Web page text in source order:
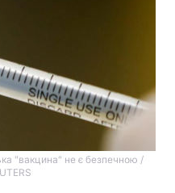
"вакцина" не є безпечною /